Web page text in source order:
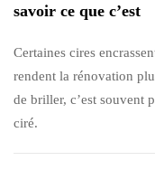
savoir ce que c’est
Certaines cires
rendent la rénovation
de briller, c’est souvent
ciré.